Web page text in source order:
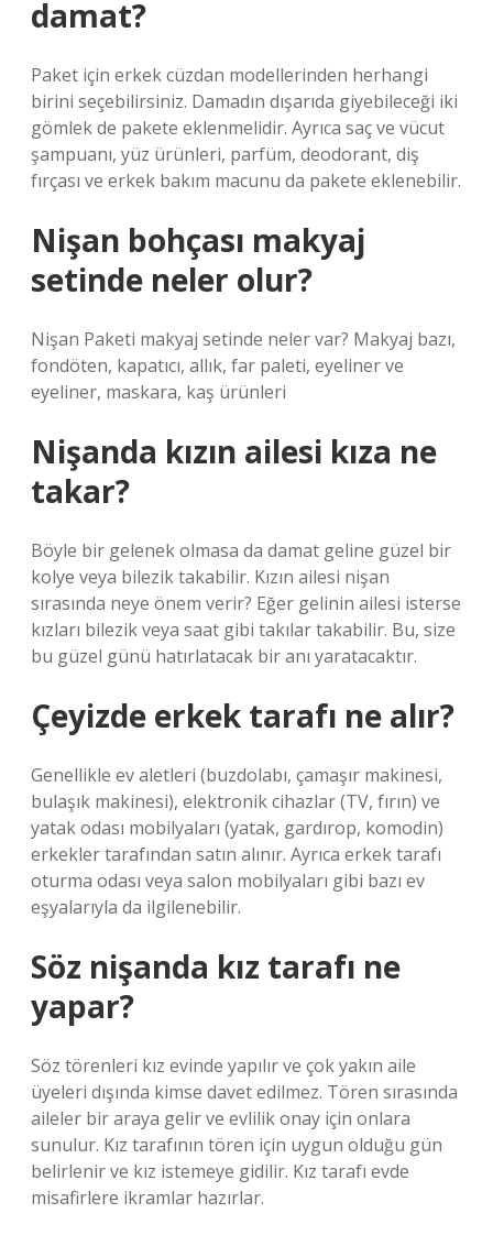
damat?
Paket için erkek cüzdan modellerinden herhangi
birini seçebilirsiniz. Damadın dışarıda giyebileceği iki
gömlek de pakete eklenmelidir. Ayrıca saç ve vücut
şampuanı, yüz ürünleri, parfüm, deodorant, diş
fırçası ve erkek bakım macunu da pakete eklenebilir.
Nişan bohçası makyaj
setinde neler olur?
Nişan Paketi makyaj setinde neler var? Makyaj bazı,
fondöten, kapatıcı, allık, far paleti, eyeliner ve
eyeliner, maskara, kaş ürünleri
Nişanda kızın ailesi kıza ne
takar?
Böyle bir gelenek olmasa da damat geline güzel bir
kolye veya bilezik takabilir. Kızın ailesi nişan
sırasında neye önem verir? Eğer gelinin ailesi isterse
kızları bilezik veya saat gibi takılar takabilir. Bu, size
bu güzel günü hatırlatacak bir anı yaratacaktır.
Çeyizde erkek tarafı ne alır?
Genellikle ev aletleri (buzdolabı, çamaşır makinesi,
bulaşık makinesi), elektronik cihazlar (TV, fırın) ve
yatak odası mobilyaları (yatak, gardırop, komodin)
erkekler tarafından satın alınır. Ayrıca erkek tarafı
oturma odası veya salon mobilyaları gibi bazı ev
eşyalarıyla da ilgilenebilir.
Söz nişanda kız tarafı ne
yapar?
Söz törenleri kız evinde yapılır ve çok yakın aile
üyeleri dışında kimse davet edilmez. Tören sırasında
aileler bir araya gelir ve evlilik onay için onlara
sunulur. Kız tarafının tören için uygun olduğu gün
belirlenir ve kız istemeye gidilir. Kız tarafı evde
misafirlere ikramlar hazırlar.